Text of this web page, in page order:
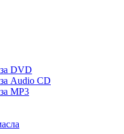
DVD
Audio CD
MP3